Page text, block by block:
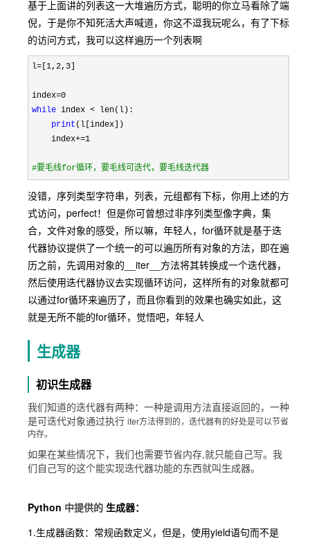
基于上面讲的列表这一大堆遍历方式，聪明的你立马看除了端
倪，于是你不知死活大声喊道，你这不逗我玩呢么，有了下标
的访问方式，我可以这样遍历一个列表啊
l=[1,2,3]
index=
while index < len(l):
print (l[index])
    index
+=1
#要毛线for循环，要毛线可迭代，要毛线迭代器
没错，序列类型字符串，列表，元组都有下标，你用上述的方
式访问，perfect！但是你可曾想过非序列类型像字典，集
合，文件对象的感受，所以嘛，年轻人，for循环就是基于迭
代器协议提供了一个统一的可以遍历所有对象的方法，即在遍
历之前，先调用对象的__iter__方法将其转换成一个迭代器，
然后使用迭代器协议去实现循环访问，这样所有的对象就都可
以通过for循环来遍历了，而且你看到的效果也确实如此，这
就是无所不能的for循环，觉悟吧，年轻人
生成器
初识生成器
我们知道的迭代器有两种：一种是调用方法直接返回的，一种
是可迭代对象通过执行 iter方法得到的，迭代器有的好处是可以节省
内存。
如果在某些情况下，我们也需要节省内存,就只能自己写。我
们自己写的这个能实现迭代器功能的东西就叫生成器。
Python 中提供的 生成器：
1.生成器函数：常规函数定义，但是，使用yield语句而不是